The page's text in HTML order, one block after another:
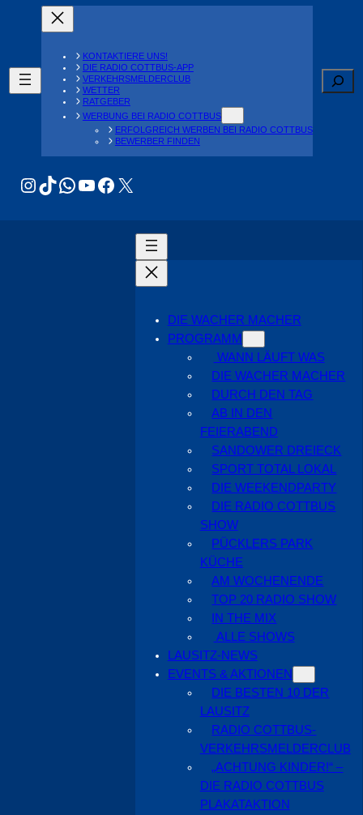
KONTAKTIERE UNS!
DIE RADIO COTTBUS-APP
VERKEHRSMELDERCLUB
WETTER
RATGEBER
WERBUNG BEI RADIO COTTBUS
ERFOLGREICH WERBEN BEI RADIO COTTBUS
BEWERBER FINDEN
Instagram
TikTok
WhatsApp
YouTube
Facebook
X
DIE WACHER MACHER
PROGRAMM
WANN LÄUFT WAS
DIE WACHER MACHER
DURCH DEN TAG
AB IN DEN
FEIERABEND
SANDOWER DREIECK
SPORT TOTAL LOKAL
DIE WEEKENDPARTY
DIE RADIO COTTBUS
SHOW
PÜCKLERS PARK
KÜCHE
AM WOCHENENDE
TOP 20 RADIO SHOW
IN THE MIX
ALLE SHOWS
LAUSITZ-NEWS
EVENTS & AKTIONEN
DIE BESTEN 10 DER
LAUSITZ
RADIO COTTBUS-
VERKEHRSMELDERCLUB
„ACHTUNG KINDER!“ –
DIE RADIO COTTBUS
PLAKATAKTION
Alle Liveblogs zeigen